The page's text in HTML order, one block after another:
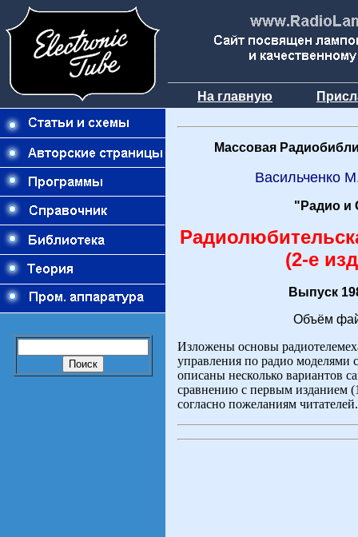
На главную
Массовая
Васильченко
"Радио и
(2-е
Выпуск
Объём
Изложены основы
управления по радио моделями
описаны несколько вариантов
сравнению с первым изданием
согласно пожеланиям